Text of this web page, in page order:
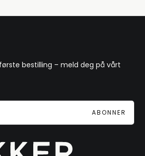
bestilling – meld deg på vårt
ABONNER